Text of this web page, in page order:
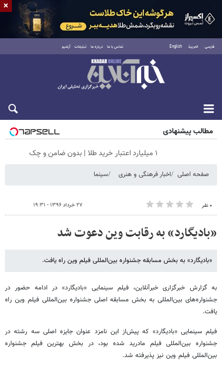
فارسی العربية English تماس با ما درباره ما تبلیغات آرشیو
جمعه ۱۶ مرداد ۱۴۰۵
مطالب پیشنهادی
۱ میلیارد اعتبار خرید طلا | بدون ضامن و چک
صفحه اصلی اخبار فرهنگی و هنری سینما
۰ نفر ۲۷ خرداد ۱۳۹۶ - ۱۹:۳۱
«بادیگارد» به رقابت وین دعوت شد
«بادیگارد» به بخش مسابقه جشنواره بین‌المللی فیلم وین راه یافت.
به گزارش خبرگزاری خبرآنلاین، فیلم سینمایی «بادیگارد» در ادامه حضور در
جشنواره‌های بین‌المللی به بخش مسابقه اصلی جشنواره بین‌المللی فیلم وین راه
یافت.
فیلم سینمایی «بادیگارد» که پیش‌از این نامزد عنوان جایزه اصلی سه رشته در
جشنواره بین‌المللی فیلم مادرید شده بود، در بخش بهترین فیلم جشنواره
بین‌المللی فیلم وین نیز پذیرفته شد.
×